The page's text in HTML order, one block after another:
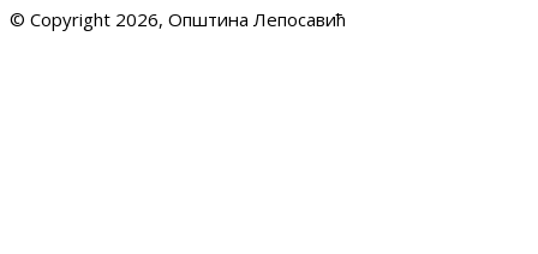
© Copyright 2026, Општина Лепосавић